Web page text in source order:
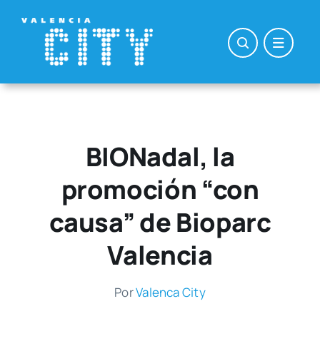
contenido
BIONadal, la
promoción “con
causa” de Bioparc
Valencia
PorValen­ca City